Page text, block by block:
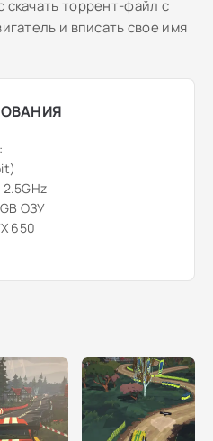
торрент-файл с
и вписать свое имя
ОЗУ
650